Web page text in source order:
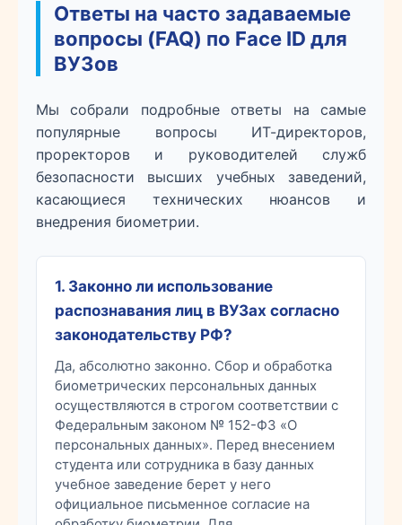
Ответы на часто задаваемые
вопросы (FAQ) по Face ID для
ВУЗов
Мы собрали подробные ответы на самые
популярные вопросы ИТ-директоров,
проректоров и руководителей служб
безопасности высших учебных заведений,
касающиеся технических нюансов и
внедрения биометрии.
1. Законно ли использование
распознавания лиц в ВУЗах согласно
законодательству РФ?
Да, абсолютно законно. Сбор и обработка
биометрических персональных данных
осуществляются в строгом соответствии с
Федеральным законом № 152-ФЗ «О
персональных данных». Перед внесением
студента или сотрудника в базу данных
учебное заведение берет у него
официальное письменное согласие на